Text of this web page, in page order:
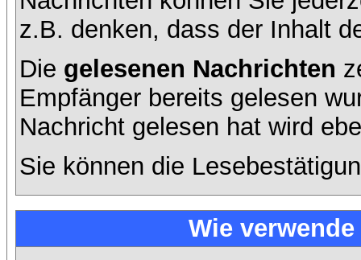
z.B. denken, dass der Inhalt
Die gelesenen Nachrichten
Empfänger bereits gelesen
Nachricht gelesen hat wird
Sie können die
Wie